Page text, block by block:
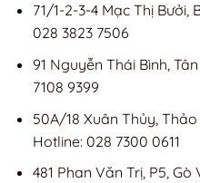
71/1-2-3-4 Mạc Thị Bưởi,
028 3823 7506
91 Nguyễn Thái Bình,
7108 9399
50A/18 Xuân Thủy,
Hotline: 028 7300 0611
481 Phan Văn Trị, P5,